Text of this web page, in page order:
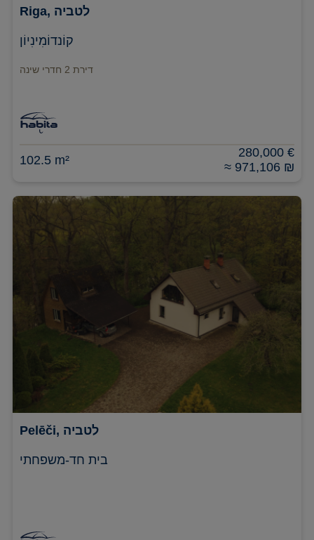
Riga, לטביה
קוֹנדוֹמִינִיוֹן
דירת 2 חדרי שינה
102.5 m²
280,000 €
≈ 971,106 ₪
Pelēči, לטביה
בית חד-משפחתי